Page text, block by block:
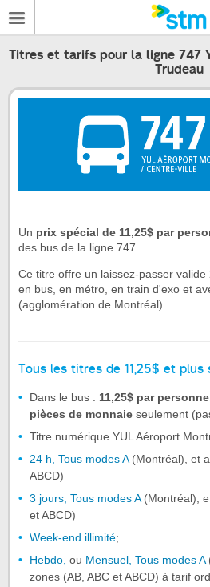
Titres et tarifs pour la ligne 747
Trudeau
Un prix spécial de 11,25$ par
des bus de la ligne 747.
Ce titre offre un laissez-passer
en bus, en métro, en train d'exo et
(agglomération de Montréal).
Tous les titres de 11,25$ et
Dans le bus : 11,25$ par
pièces de monnaie seulement
Titre numérique YUL Aéroport
24 h, Tous modes A(Montréal), et
ABCD)
3 jours, Tous modes A(Montréal),
et ABCD)
Week-end illimité;
Hebdo, ou Mensuel, Tous modes A
zones (AB, ABC et ABCD) à tarif